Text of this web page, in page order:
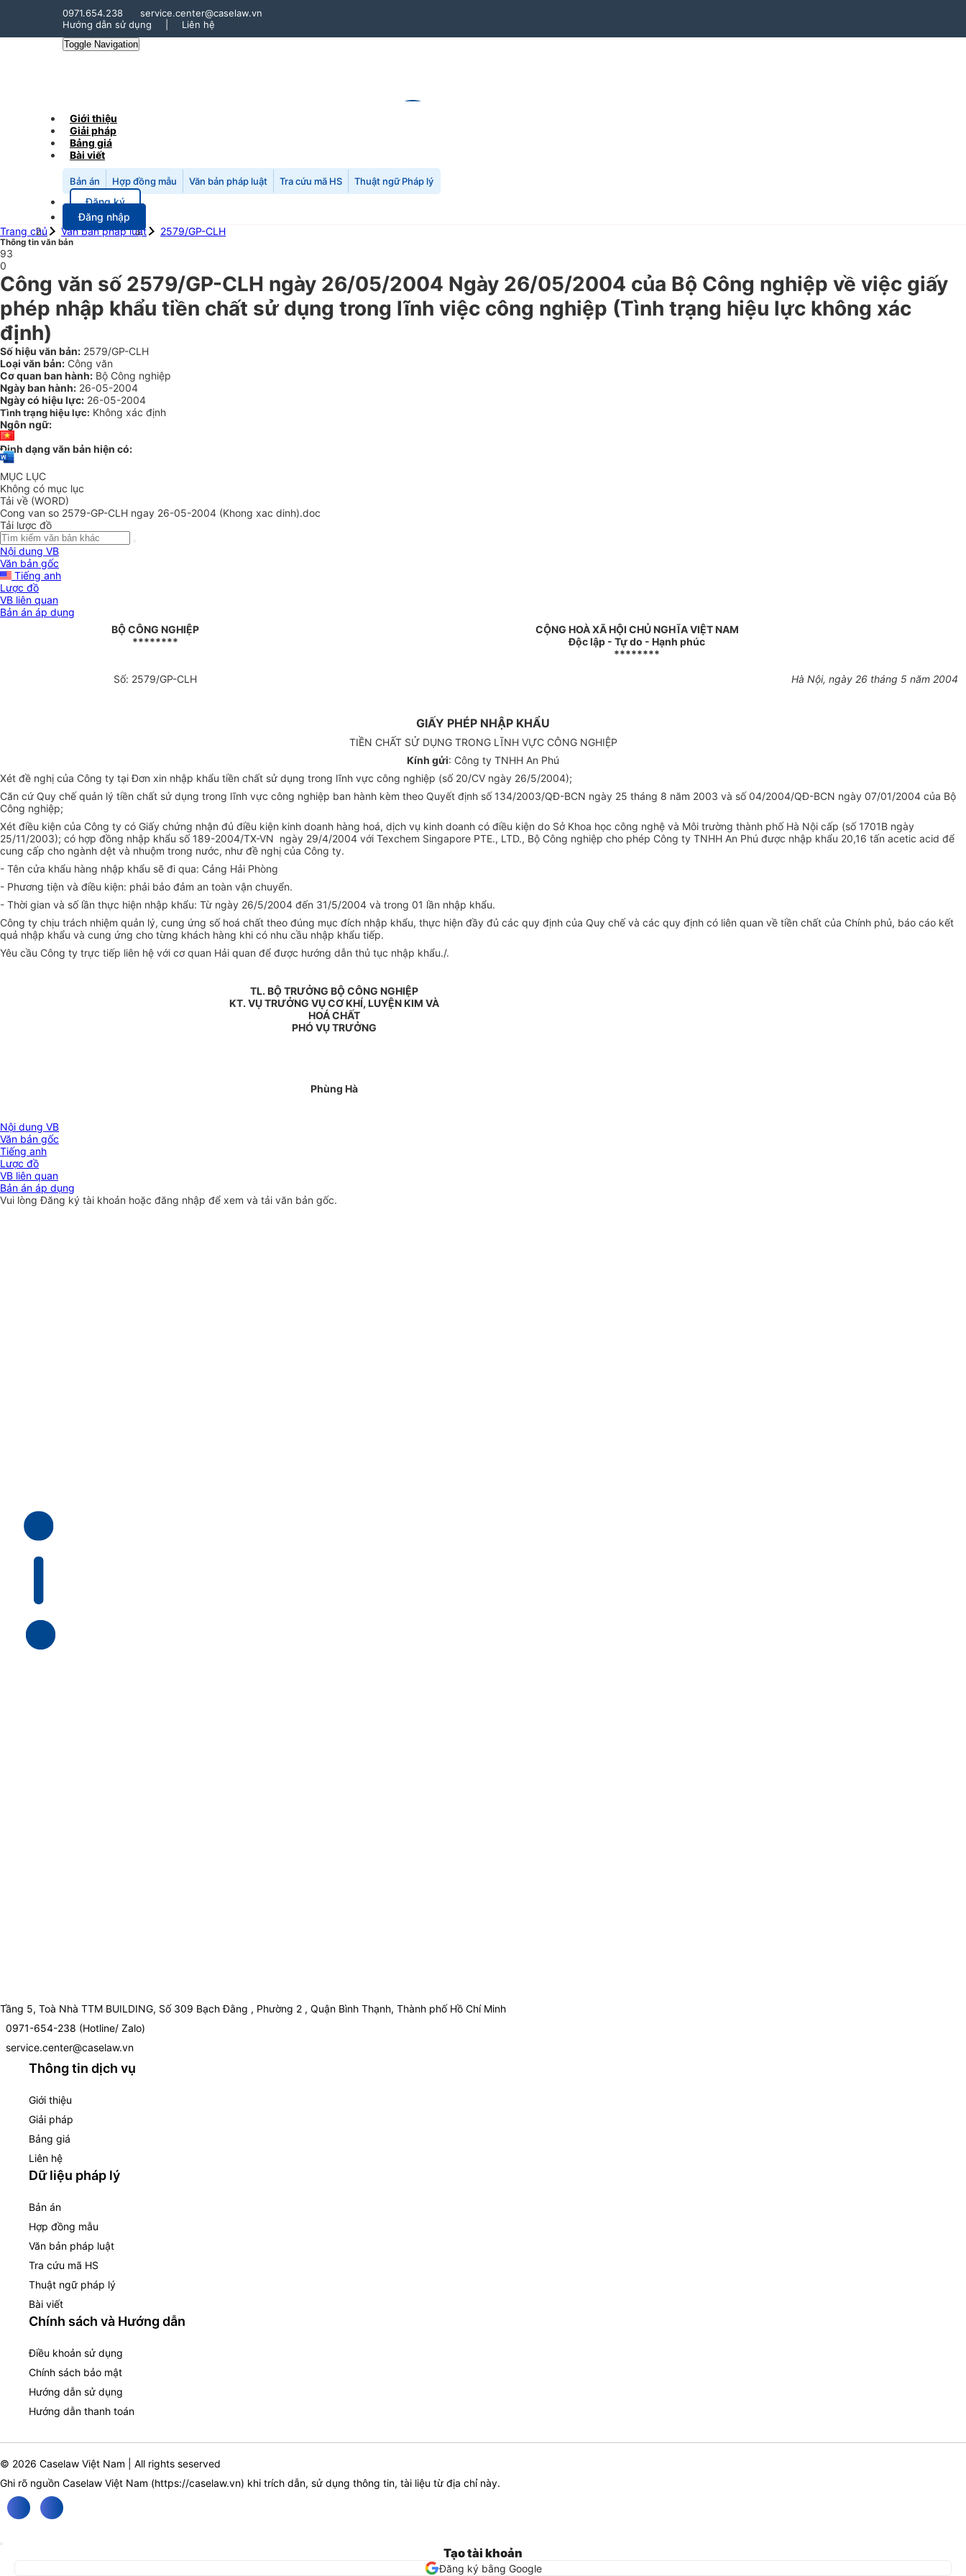
0971.654.238
service.center@caselaw.vn
Hướng dẫn sử dụng
Liên hệ
Toggle Navigation
Giới thiệu
Giải pháp
Bảng giá
Bài viết
Bản án Hợp đồng mẫu Văn bản pháp luật Tra cứu mã HS Thuật ngữ Pháp lý
Đăng ký
Đăng nhập
Trang chủ
Văn bản pháp luật 2579/GP-CLH
Thông tin văn bản
93
0
Công văn số 2579/GP-CLH ngày 26/05/2004 Ngày 26/05/2004 của Bộ Công nghiệp về việc giấy
phép nhập khẩu tiền chất sử dụng trong lĩnh việc công nghiệp (Tình trạng hiệu lực không xác
định)
Số hiệu văn bản: 2579/GP-CLH
Loại văn bản: Công văn
Cơ quan ban hành: Bộ Công nghiệp
Ngày ban hành: 26-05-2004
Ngày có hiệu lực: 26-05-2004
Tình trạng hiệu lực: Không xác định
Ngôn ngữ:
Định dạng văn bản hiện có:
MỤC LỤC
Không có mục lục
Tải về (WORD)
Cong van so 2579-GP-CLH ngay 26-05-2004 (Khong xac dinh).doc
Tải lược đồ
Nội dung VB
Văn bản gốc
Tiếng anh
Lược đồ
VB liên quan
Bản án áp dụng
BỘ CÔNG NGHIỆP
********
CỘNG HOÀ XÃ HỘI CHỦ NGHĨA VIỆT NAM
Độc lập - Tự do - Hạnh phúc
********
Số: 2579/GP-CLH Hà Nội, ngày 26 tháng 5 năm 2004
GIẤY PHÉP NHẬP KHẨU
TIỀN CHẤT SỬ DỤNG TRONG LĨNH VỰC CÔNG NGHIỆP
Kính gửi: Công ty TNHH An Phú
Xét đề nghị của Công ty tại Đơn xin nhập khẩu tiền chất sử dụng trong lĩnh vực công nghiệp (số 20/CV ngày 26/5/2004);
Căn cứ Quy chế quản lý tiền chất sử dụng trong lĩnh vực công nghiệp ban hành kèm theo Quyết định số 134/2003/QĐ-BCN ngày 25 tháng 8 năm 2003 và số 04/2004/QĐ-BCN ngày 07/01/2004 của Bộ
Công nghiệp;
Xét điều kiện của Công ty có Giấy chứng nhận đủ điều kiện kinh doanh hàng hoá, dịch vụ kinh doanh có điều kiện do Sở Khoa học công nghệ và Môi trường thành phố Hà Nội cấp (số 1701B ngày
25/11/2003); có hợp đồng nhập khẩu số 189-2004/TX-VN ngày 29/4/2004 với Texchem Singapore PTE., LTD., Bộ Công nghiệp cho phép Công ty TNHH An Phú được nhập khẩu 20,16 tấn acetic acid để
cung cấp cho ngành dệt và nhuộm trong nước, như đề nghị của Công ty.
- Tên cửa khẩu hàng nhập khẩu sẽ đi qua: Cảng Hải Phòng
- Phương tiện và điều kiện: phải bảo đảm an toàn vận chuyển.
- Thời gian và số lần thực hiện nhập khẩu: Từ ngày 26/5/2004 đến 31/5/2004 và trong 01 lần nhập khẩu.
Công ty chịu trách nhiệm quản lý, cung ứng số hoá chất theo đúng mục đích nhập khẩu, thực hiện đầy đủ các quy định của Quy chế và các quy định có liên quan về tiền chất của Chính phủ, báo cáo kết
quả nhập khẩu và cung ứng cho từng khách hàng khi có nhu cầu nhập khẩu tiếp.
Yêu cầu Công ty trực tiếp liên hệ với cơ quan Hải quan để được hướng dẫn thủ tục nhập khẩu./.
TL. BỘ TRƯỞNG BỘ CÔNG NGHIỆP
KT. VỤ TRƯỞNG VỤ CƠ KHÍ, LUYỆN KIM VÀ
HOÁ CHẤT
PHÓ VỤ TRƯỞNG
Phùng Hà
Nội dung VB
Văn bản gốc
Tiếng anh
Lược đồ
VB liên quan
Bản án áp dụng
Vui lòngĐăng ký tài khoản hoặc đăng nhập để xem và tải văn bản gốc.
Tầng 5, Toà Nhà TTM BUILDING, Số 309 Bạch Đằng , Phường 2 , Quận Bình Thạnh, Thành phố Hồ Chí Minh
0971-654-238 (Hotline/ Zalo)
service.center@caselaw.vn
Thông tin dịch vụ
Giới thiệu
Giải pháp
Bảng giá
Liên hệ
Dữ liệu pháp lý
Bản án
Hợp đồng mẫu
Văn bản pháp luật
Tra cứu mã HS
Thuật ngữ pháp lý
Bài viết
Chính sách và Hướng dẫn
Điều khoản sử dụng
Chính sách bảo mật
Hướng dẫn sử dụng
Hướng dẫn thanh toán
© 2026 Caselaw Việt Nam | All rights seserved
Ghi rõ nguồn Caselaw Việt Nam (https://caselaw.vn) khi trích dẫn, sử dụng thông tin, tài liệu từ địa chỉ này.
Tạo tài khoản
Đăng ký bằng Google